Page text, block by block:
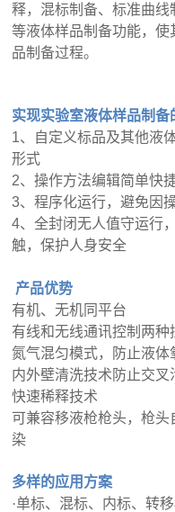
释，混标制备、标准曲
等液体样品制备功能，
品制备过程。
实现实验室液体样品制备
1、 自定义标品及其他液
形式
2、操作方法编辑简单快
3、程序化运行，避免因
4、全封闭无人值守运行
触，保护人身安全
产品优势
有机、无机同平台
有线和无线通讯控制两
氮气混匀模式，防止液体
内外壁清洗技术防止交叉
快速稀释技术
可兼容移液枪枪头，枪
染
多样的应用方案
·单标、混标、内标、转